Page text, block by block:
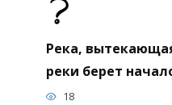
Река,
реки берет
18